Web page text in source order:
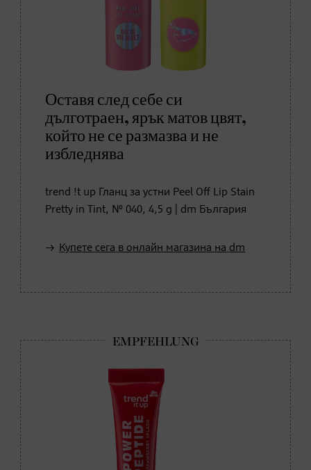
Оставя след себе си
дълготраен, ярък матов цвят,
който не се размазва и не
избледнява
trend !t up Гланц за устни Peel Off Lip Stain
Pretty in Tint, № 040, 4,5 g | dm България
Купете сега в онлайн магазина на dm